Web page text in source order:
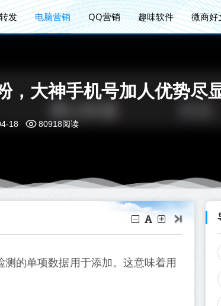
发 电脑营销 QQ营销 趣味软件 微商好
，大神手机号加人优势尽
18 80918阅读
测的单项数据用于添加。这意味着用